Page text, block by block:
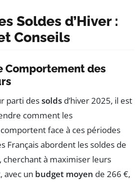
Soldes d’Hiver :
Conseils
Comportement des
parti dessolds d’hiver 2025, il est
comment les
face à ces périodes
Français abordent les soldes de
à maximiser leurs
avec un budget moyen de 266 €,